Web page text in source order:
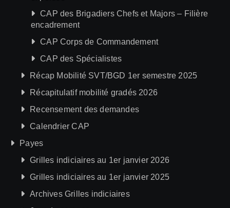
CAP des Brigadiers Chefs et Majors – Filière
encadrement
CAP Corps de Commandement
CAP des Spécialistes
Récap Mobilité SVT/BGD 1er semestre 2025
Récapitulatif mobilité gradés 2026
Recensement des demandes
Calendrier CAP
Payes
Grilles indiciaires au 1er janvier 2026
Grilles indiciaires au 1er janvier 2025
Archives Grilles indiciaires